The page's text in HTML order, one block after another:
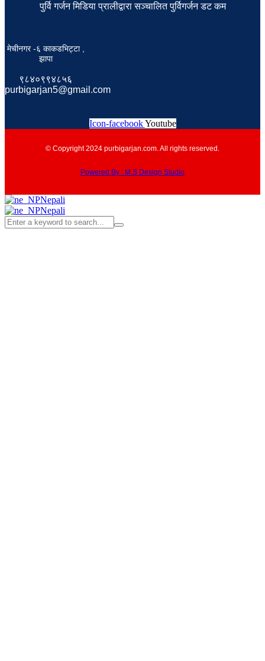
पुर्वि गर्जन मिडिया प्रालीद्वारा सञ्चालित पुर्विगर्जन डट कम
मेचीनगर -६ काकडभिट्टा ,
झापा
९८४०९९४८५६
purbigarjan5@gmail.com
Icon-facebook Youtube
© Copyright 2024 purbigarjan.com. All rights reserved.
Powered By : M.S Design Studio
Nepali
Nepali